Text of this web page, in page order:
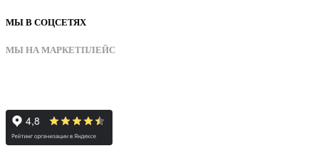
МЫ В СОЦСЕТЯХ
МЫ НА МАРКЕТПЛЕЙС